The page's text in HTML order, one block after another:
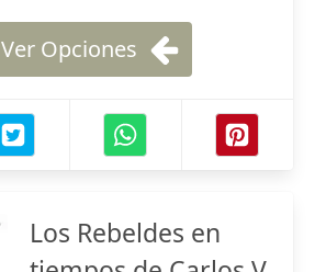
Ver Opciones
Los Rebeldes en